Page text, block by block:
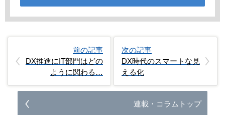
前の記事
DX推進にIT部門はどの
ように関わる…
次の記事
DX時代のスマートな見
える化
連載・コラムトップ